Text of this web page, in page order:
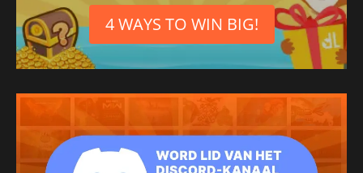
4 WAYS TO WIN BIG!